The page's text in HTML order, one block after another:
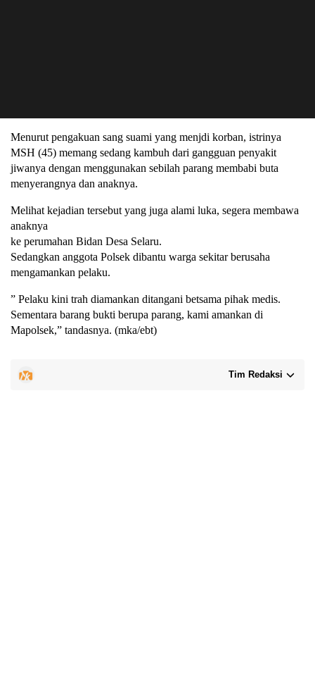
Menurut pengakuan sang suami yang menjdi korban, istrinya
MSH (45) memang sedang kambuh dari gangguan penyakit
jiwanya dengan menggunakan sebilah parang membabi buta
menyerangnya dan anaknya.
Melihat kejadian tersebut yang juga alami luka, segera membawa
anaknya
ke perumahan Bidan Desa Selaru.
Sedangkan anggota Polsek dibantu warga sekitar berusaha
mengamankan pelaku.
” Pelaku kini trah diamankan ditangani betsama pihak medis.
Sementara barang bukti berupa parang, kami amankan di
Mapolsek,” tandasnya. (mka/ebt)
Tim Redaksi